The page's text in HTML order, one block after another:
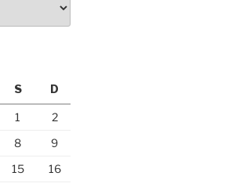
S D
1
2
8
9
15
16